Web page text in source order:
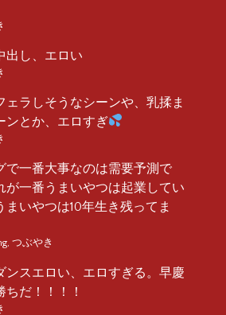
出し、エロい
ェラしそうなシーンや、乳揉ま
ンとか、エロすぎ
で一番大事なのは需要予測で
が一番うまいやつは起業してい
まいやつは10年生き残ってま
つぶやき
ンスエロい、エロすぎる。早慶
だ！！！！